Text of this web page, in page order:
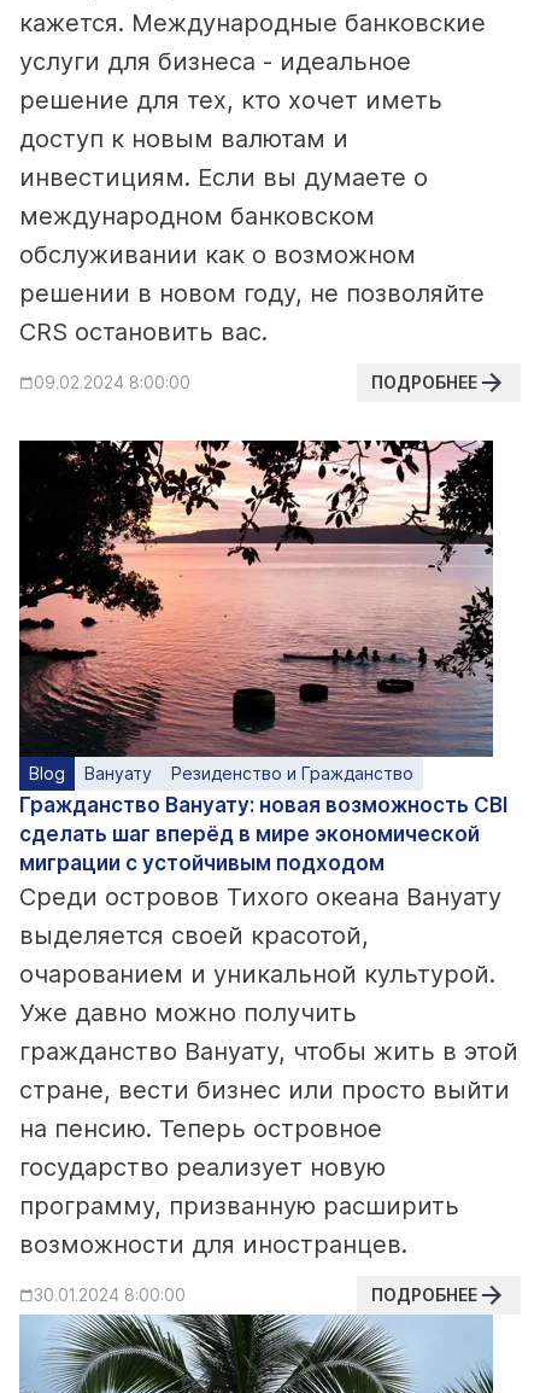
кажется. Международные банковские
услуги для бизнеса - идеальное
решение для тех, кто хочет иметь
доступ к новым валютам и
инвестициям. Если вы думаете о
международном банковском
обслуживании как о возможном
решении в новом году, не позволяйте
CRS остановить вас.
09.02.2024 8:00:00 ПОДРОБНЕЕ
Blog Вануату Резиденство и Гражданство
Гражданство Вануату: новая возможность CBI
сделать шаг вперёд в мире экономической
миграции с устойчивым подходом
Среди островов Тихого океана Вануату
выделяется своей красотой,
очарованием и уникальной культурой.
Уже давно можно получить
гражданство Вануату, чтобы жить в этой
стране, вести бизнес или просто выйти
на пенсию. Теперь островное
государство реализует новую
программу, призванную расширить
возможности для иностранцев.
30.01.2024 8:00:00 ПОДРОБНЕЕ